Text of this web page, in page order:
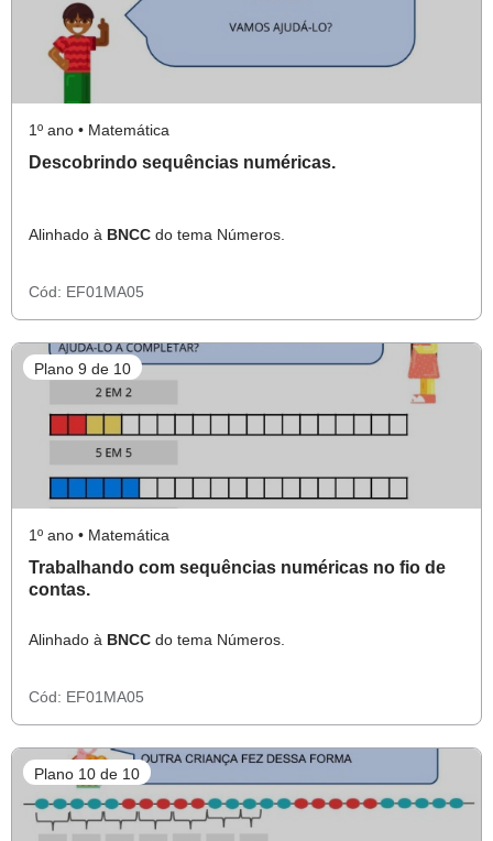
1º ano • Matemática
Descobrindo sequências numéricas.
Alinhado à BNCC do tema Números.
Cód: EF01MA05
Plano 9 de 10
1º ano • Matemática
Trabalhando com sequências numéricas no fio de
contas.
Alinhado à BNCC do tema Números.
Cód: EF01MA05
Plano 10 de 10